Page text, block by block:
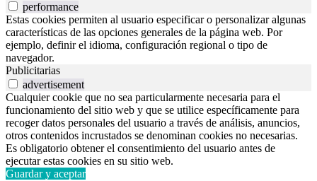
performance
Estas cookies permiten al usuario especificar o personalizar algunas
características de las opciones generales de la página web. Por
ejemplo, definir el idioma, configuración regional o tipo de
navegador.
Publicitarias
advertisement
Cualquier cookie que no sea particularmente necesaria para el
funcionamiento del sitio web y que se utilice específicamente para
recoger datos personales del usuario a través de análisis, anuncios,
otros contenidos incrustados se denominan cookies no necesarias.
Es obligatorio obtener el consentimiento del usuario antes de
ejecutar estas cookies en su sitio web.
Guardar y aceptar